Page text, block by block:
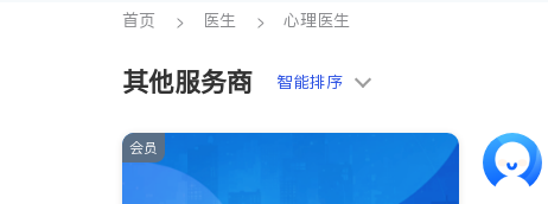
Aurora
Stouffville
首页 医生 心理医生
其他服务商 智能排序
会员